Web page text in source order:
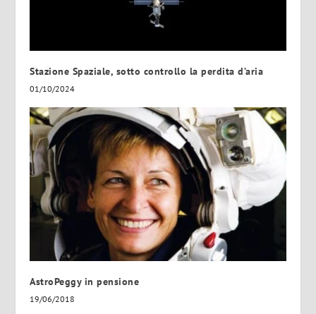
Stazione Spaziale, sotto controllo la perdita d’aria
01/10/2024
AstroPeggy in pensione
19/06/2018